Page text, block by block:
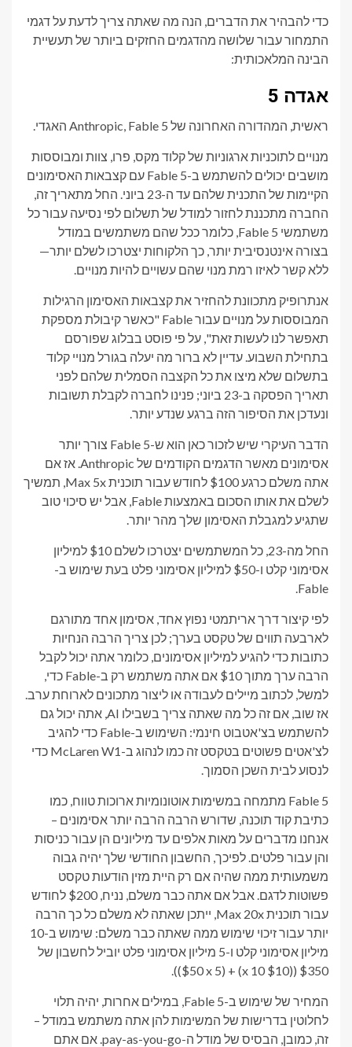
כדי להבהיר את הדברים, הנה מה שאתה צריך לדעת על דגמי
התמחור עבור שלושה מהדגמים החזקים ביותר של תעשיית
הבינה המלאכותית:
אגדה 5
ראשית, המהדורה האחרונה של Anthropic, Fable 5 האגדי.
מנויים לתוכניות ארגוניות של קלוד מקס, פרו, צוות ומבוססות
מושבים יכולים להשתמש ב-Fable 5 עם קצבאות האסימונים
הקיימות של התכנית שלהם עד ה-23 ביוני. החל מתאריך זה,
החברה מתכננת לחזור למודל של תשלום לפי נסיעה עבור כל
משתמשי Fable 5, כלומר ככל שהם משתמשים במודל
בצורה אינטנסיבית יותר, כך הלקוחות יצטרכו לשלם יותר—
ללא קשר לאיזו רמת מנוי שהם עשויים להיות מנויים.
אנתרופיק מתכוונת להחזיר את קצבאות האסימון הרגילות
המבוססות על מנויים עבור Fable "כאשר קיבולת מספקת
תאפשר לנו לעשות זאת", על פי פוסט בבלוג שפורסם
בתחילת השבוע. עדיין לא ברור מה יעלה בגורל מנויי קלוד
בתשלום שלא מיצו את כל הקצבה הסמלית שלהם לפני
תאריך הפסקה ב-23 ביוני; פנינו לחברה לקבלת תשובות
ונעדכן את הסיפור הזה ברגע שנדע יותר.
הדבר העיקרי שיש לזכור כאן הוא ש-Fable 5 צורך יותר
אסימונים מאשר הדגמים הקודמים של Anthropic. אז אם
אתה משלם כרגע $100 לחודש עבור תוכנית Max 5x, תמשיך
לשלם את אותו הסכום באמצעות Fable, אבל יש סיכוי טוב
שתגיע למגבלת האסימון שלך מהר יותר.
החל מה-23, כל המשתמשים יצטרכו לשלם $10 למיליון
אסימוני קלט ו-$50 למיליון אסימוני פלט בעת שימוש ב-
Fable.
לפי קיצור דרך אריתמטי נפוץ אחד, אסימון אחד מתורגם
לארבעה תווים של טקסט בערך; לכן צריך הרבה הנחיות
כתובות כדי להגיע למיליון אסימונים, כלומר אתה יכול לקבל
הרבה ערך מתוך $10 אם אתה משתמש רק ב-Fable כדי,
למשל, לכתוב מיילים לעבודה או ליצור מתכונים לארוחת ערב.
אז שוב, אם זה כל מה שאתה צריך בשבילו AI, אתה יכול גם
להשתמש בצ'אטבוט חינמי: השימוש ב-Fable כדי להגיב
לצ'אטים פשוטים בטקסט זה כמו לנהוג ב-McLaren W1 כדי
לנסוע לבית השכן הסמוך.
Fable 5 מתמחה במשימות אוטונומיות ארוכות טווח, כמו
כתיבת קוד תוכנה, שדורש הרבה הרבה יותר אסימונים –
אנחנו מדברים על מאות אלפים עד מיליונים הן עבור כניסות
והן עבור פלטים. לפיכך, החשבון החודשי שלך יהיה גבוה
משמעותית ממה שהיה אם רק היית מזין הודעות טקסט
פשוטות לדגם. אבל אם אתה כבר משלם, נניח, $200 לחודש
עבור תוכנית Max 20x, ייתכן שאתה לא משלם כל כך הרבה
יותר עבור זיכוי שימוש ממה שאתה כבר משלם: שימוש ב-10
מיליון אסימוני קלט ו-5 מיליון אסימוני פלט יוביל לחשבון של
$350 (($10 x 10) + ($50 x 5)).
המחיר של שימוש ב-Fable 5, במילים אחרות, יהיה תלוי
לחלוטין בדרישות של המשימות להן אתה משתמש במודל –
זה, כמובן, הבסיס של מודל ה-pay-as-you-go. אם אתם